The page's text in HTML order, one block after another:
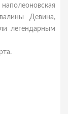
Девина,
легендарным